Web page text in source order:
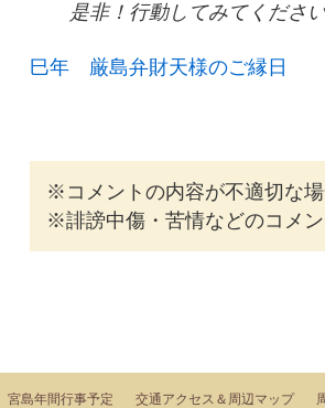
是非！行動してみてくださ
巳年 厳島弁財天様のご縁日
※コメントの内容が不適切な
※誹謗中傷・苦情などのコメ
宮島年間行事予定 交通アクセス＆周辺マップ